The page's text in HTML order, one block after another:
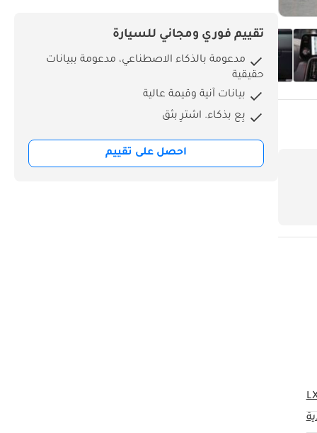
تقييم فوري ومجاني للسيارة
مدعومة بالذكاء الاصطناعي، مدعومة ببيانات
حقيقية
بيانات آنية وقيمة عالية
بِع بذكاء. اشترِ بثق
احصل على تقييم